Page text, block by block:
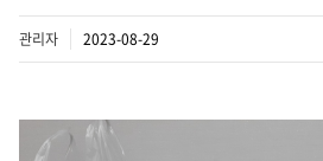
관리자 2023-08-29